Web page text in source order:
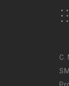
C.